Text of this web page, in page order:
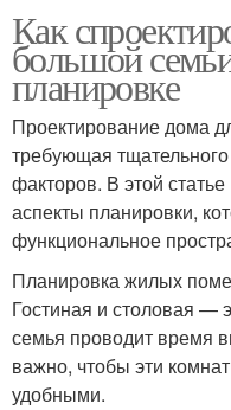
Как
большой
планировке
Проектирование дома
требующая
факторов. В этой
аспекты планировки,
функциональное
Планировка жилых
Гостиная и столовая —
семья проводит время
важно, чтобы эти
удобными.